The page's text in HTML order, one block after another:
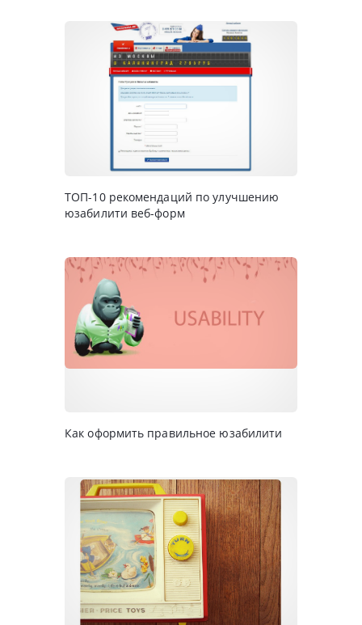
ТОП-10 рекомендаций по улучшению
юзабилити веб-форм
Как оформить правильное юзабилити